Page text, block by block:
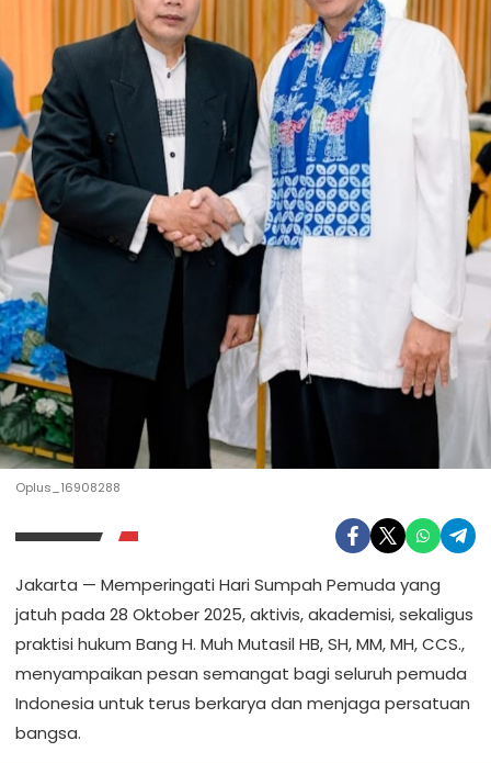
Oplus_16908288
Jakarta — Memperingati Hari Sumpah Pemuda yang
jatuh pada 28 Oktober 2025, aktivis, akademisi, sekaligus
praktisi hukum Bang H. Muh Mutasil HB, SH, MM, MH, CCS.,
menyampaikan pesan semangat bagi seluruh pemuda
Indonesia untuk terus berkarya dan menjaga persatuan
bangsa.